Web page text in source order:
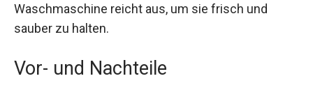
Waschmaschine reicht aus, um sie frisch und
sauber zu halten.
Vor- und Nachteile